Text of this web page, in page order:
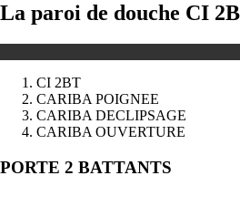
La paroi de douche CI
CI 2BT
CARIBA POIGNEE
CARIBA DECLIPSAGE
CARIBA OUVERTURE
Précédent
Suivant
PORTE 2 BATTANTS